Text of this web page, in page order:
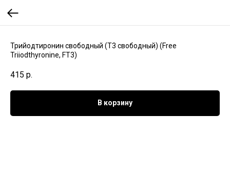
Трийодтиронин свободный (Т3 свободный) (Free
Triiodthyronine, FT3)
415 р.
В корзину